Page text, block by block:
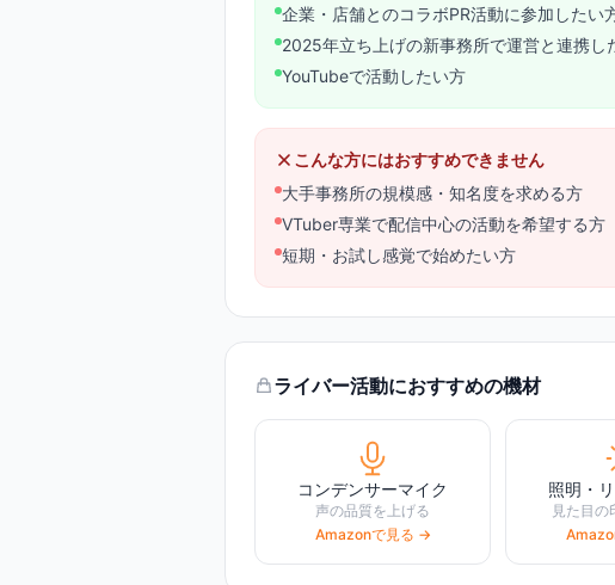
企業・店舗とのコラボPR活動に参加したい
2025年立ち上げの新事務所で運営と連携し
YouTubeで活動したい方
こんな方にはおすすめできません
大手事務所の規模感・知名度を求める方
VTuber専業で配信中心の活動を希望する方
短期・お試し感覚で始めたい方
ライバー活動におすすめの機材
コンデンサーマイク
声の品質を上げる
Amazonで見る →
照明・
見た目の